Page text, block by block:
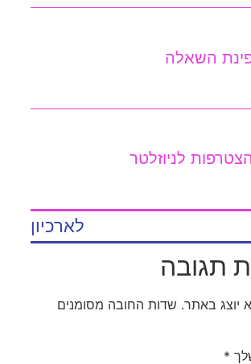
השאלה
הצטרפות לניוזלטר
לארכיון
תגובה
יוצג באתר. שדות החובה מסומנים
*